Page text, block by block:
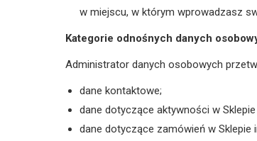
w miejscu, w którym wprowadzasz
Kategorie odnośnych danych
Administrator danych osobowych
dane kontaktowe;
dane dotyczące aktywności w
dane dotyczące zamówień w Sklepie